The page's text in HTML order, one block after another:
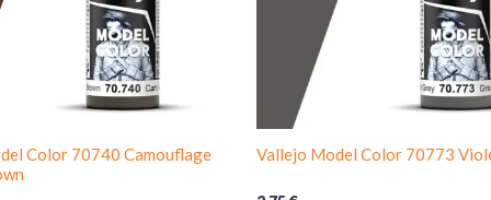
Color 70740 Camouflage
Vallejo Model Color 70773